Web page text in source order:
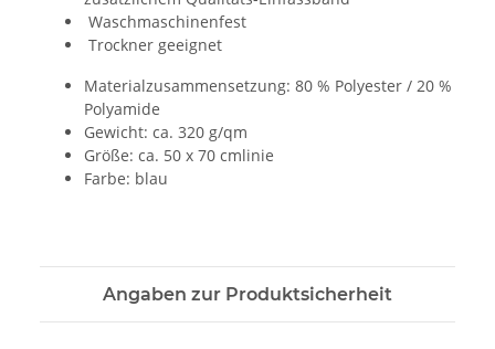
Waschmaschinenfest
Trockner geeignet
Materialzusammensetzung: 80 % Polyester / 20 %
Polyamide
Gewicht: ca. 320 g/qm
Größe: ca. 50 x 70 cmlinie
Farbe: blau
Angaben zur Produktsicherheit